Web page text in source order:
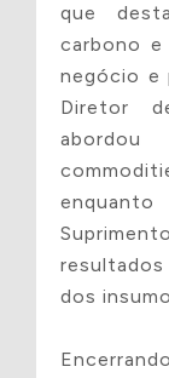
que
carbono e
negócio e
Diretor
resultados
dos